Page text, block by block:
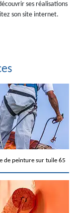
ses réalisations
son site internet.
de peinture sur tuile 65